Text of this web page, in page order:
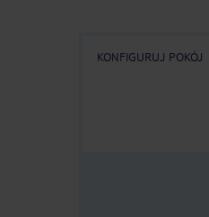
KONFIGURUJ POKÓJ